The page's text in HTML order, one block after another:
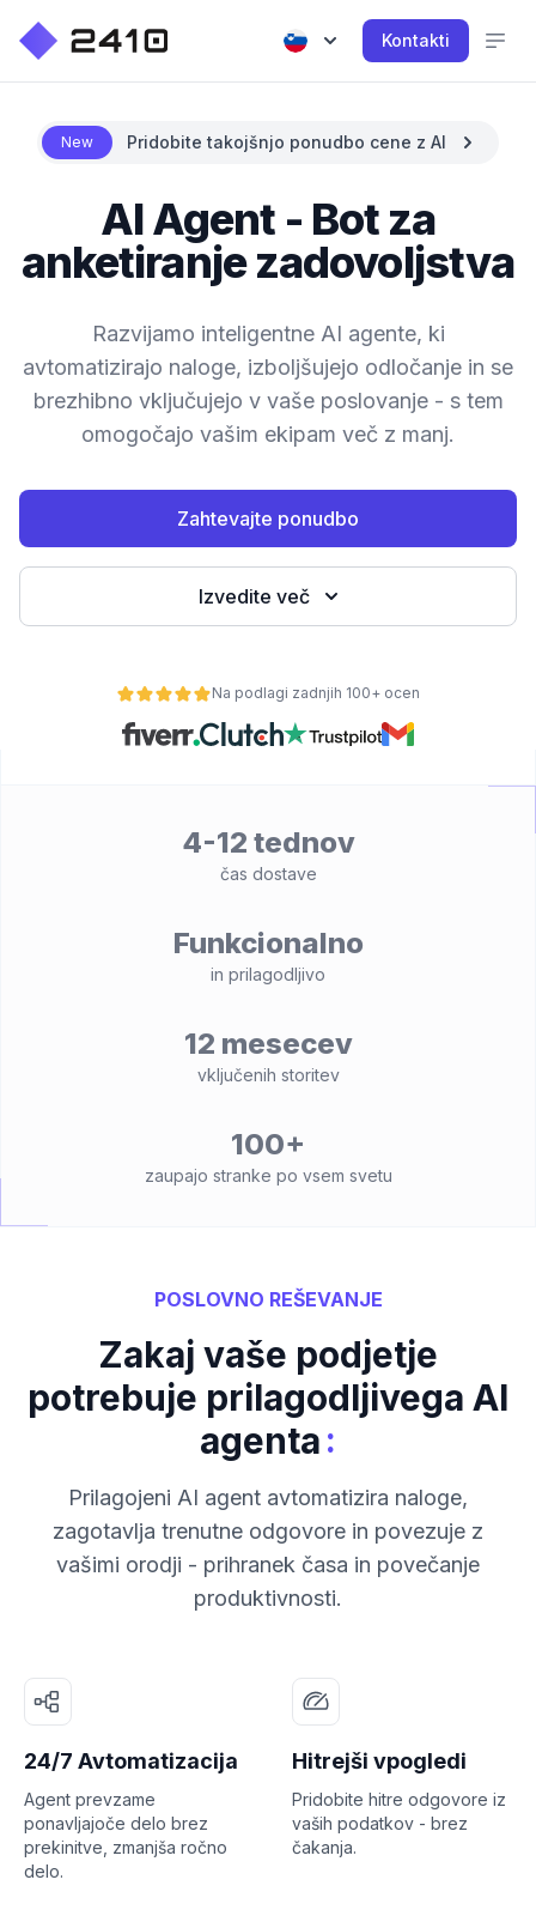
Kontakti
New Pridobite takojšnjo ponudbo cene z AI
AI Agent - Bot za
anketiranje zadovoljstva
Razvijamo inteligentne AI agente, ki
avtomatizirajo naloge, izboljšujejo odločanje in se
brezhibno vključujejo v vaše poslovanje - s tem
omogočajo vašim ekipam več z manj.
Zahtevajte ponudbo
Izvedite več
Na podlagi zadnjih 100+ ocen
4-12 tednov
čas dostave
Funkcionalno
in prilagodljivo
12 mesecev
vključenih storitev
100+
zaupajo stranke po vsem svetu
POSLOVNO REŠEVANJE
Zakaj vaše podjetje
potrebuje prilagodljivega AI
agenta:
Prilagojeni AI agent avtomatizira naloge,
zagotavlja trenutne odgovore in povezuje z
vašimi orodji - prihranek časa in povečanje
produktivnosti.
24/7 Avtomatizacija
Agent prevzame
ponavljajoče delo brez
prekinitve, zmanjša ročno
delo.
Hitrejši vpogledi
Pridobite hitre odgovore iz
vaših podatkov - brez
čakanja.